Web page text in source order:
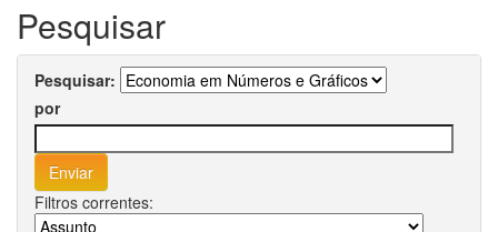
Pesquisar
Pesquisar:
por
Filtros correntes: